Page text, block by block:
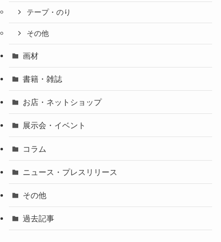
テープ・のり
その他
画材
書籍・雑誌
お店・ネットショップ
展示会・イベント
コラム
ニュース・プレスリリース
その他
過去記事